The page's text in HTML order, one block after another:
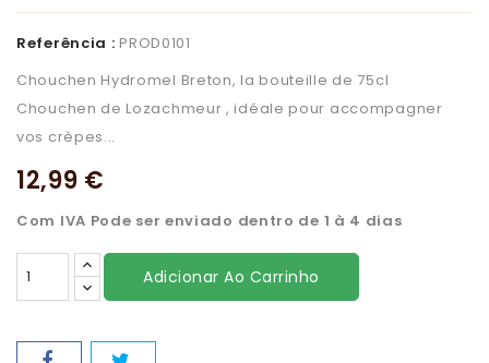
Referência : PROD0101
Chouchen Hydromel Breton, la bouteille de 75cl
Chouchen de Lozachmeur , idéale pour accompagner
vos crèpes...
12,99 €
Com IVA Pode ser enviado dentro de 1 à 4 dias
Adicionar Ao Carrinho